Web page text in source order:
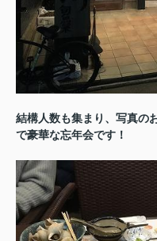
結構人数も集まり、写真の
で豪華な忘年会です！